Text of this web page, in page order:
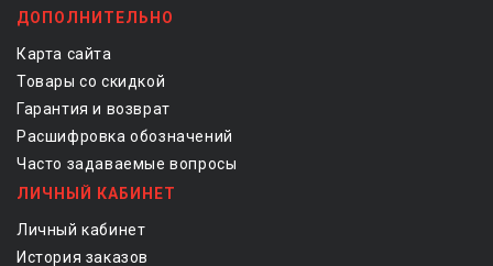
ДОПОЛНИТЕЛЬНО
Карта сайта
Товары со скидкой
Гарантия и возврат
Расшифровка обозначений
Часто задаваемые вопросы
ЛИЧНЫЙ КАБИНЕТ
Личный кабинет
История заказов